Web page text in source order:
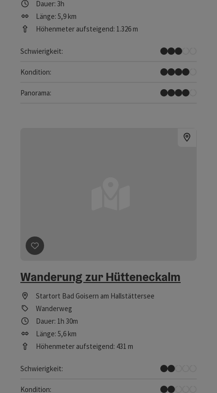
Dauer: 3h
Länge: 5,9 km
Höhenmeter aufsteigend: 1.326 m
Schwierigkeit:
Mittel
Kondition:
Schwer
Panorama:
Tolles Panorama
Beitrag merken
Wanderung zur Hütteneckalm
Startort Bad Goisern am Hallstättersee
Wanderweg
Dauer: 1h 30m
Länge: 5,6 km
Höhenmeter aufsteigend: 431 m
Schwierigkeit:
Leicht
Kondition:
Leicht